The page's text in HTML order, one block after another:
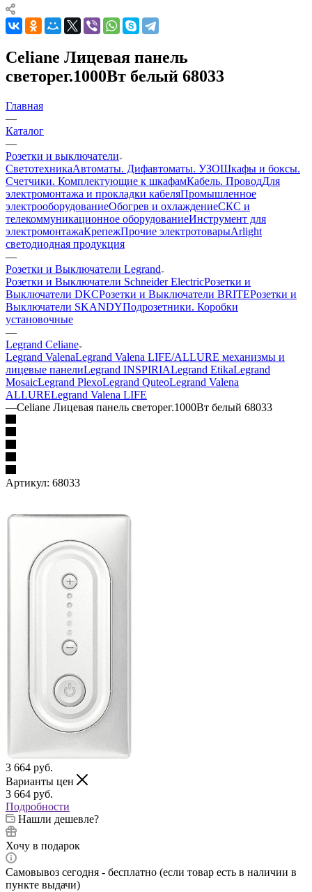
Celiane Лицевая панель
светорег.1000Вт белый 68033
Главная
—
Каталог
—
Розетки и выключатели
СветотехникаАвтоматы. Дифавтоматы. УЗОШкафы и боксы.
Счетчики. Комплектующие к шкафамКабель. ПроводДля
электромонтажа и прокладки кабеляПромышленное
электрооборудованиеОбогрев и охлаждениеСКС и
телекоммуникационное оборудованиеИнструмент для
электромонтажаКрепежПрочие электротоварыArlight
светодиодная продукция
—
Розетки и Выключатели Legrand
Розетки и Выключатели Schneider ElectricРозетки и
Выключатели DKCРозетки и Выключатели BRITEРозетки и
Выключатели SKANDYПодрозетники. Коробки
установочные
—
Legrand Celiane
Legrand ValenaLegrand Valena LIFE/ALLURE механизмы и
лицевые панелиLegrand INSPIRIALegrand EtikaLegrand
MosaicLegrand PlexoLegrand QuteoLegrand Valena
ALLURELegrand Valena LIFE
—Celiane Лицевая панель светорег.1000Вт белый 68033
Артикул: 68033
3 664 руб.
Варианты цен
3 664 руб.
Подробности
Нашли дешевле?
Хочу в подарок
Самовывоз сегодня - бесплатно (если товар есть в наличии в
пункте выдачи)